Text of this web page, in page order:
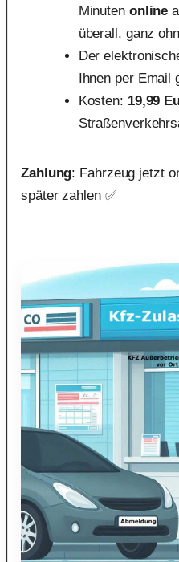
Minuten online
überall, ganz
Der
Ihnen per Email
Kosten: 19,99
Zahlung: Fahrzeug jetzt
später zahlen ✅